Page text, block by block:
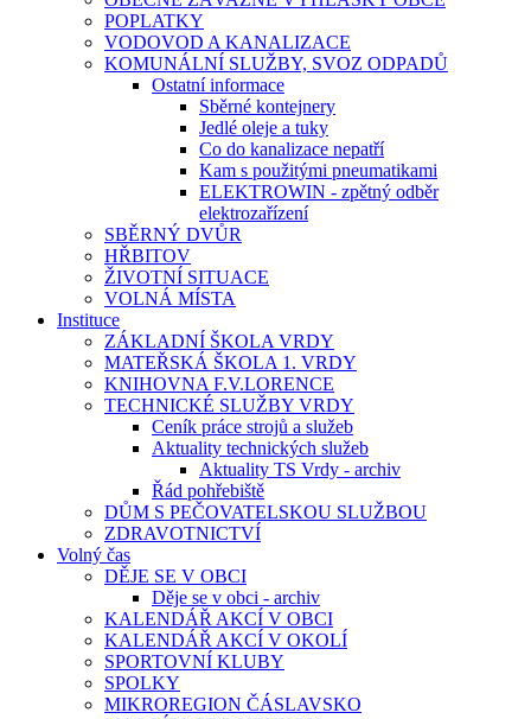
POPLATKY
VODOVOD A KANALIZACE
KOMUNÁLNÍ SLUŽBY, SVOZ ODPADŮ
Ostatní informace
Sběrné kontejnery
Jedlé oleje a tuky
Co do kanalizace nepatří
Kam s použitými pneumatikami
ELEKTROWIN - zpětný odběr
elektrozařízení
SBĚRNÝ DVŮR
HŘBITOV
ŽIVOTNÍ SITUACE
VOLNÁ MÍSTA
Instituce
ZÁKLADNÍ ŠKOLA VRDY
MATEŘSKÁ ŠKOLA 1. VRDY
KNIHOVNA F.V.LORENCE
TECHNICKÉ SLUŽBY VRDY
Ceník práce strojů a služeb
Aktuality technických služeb
Aktuality TS Vrdy - archiv
Řád pohřebiště
DŮM S PEČOVATELSKOU SLUŽBOU
ZDRAVOTNICTVÍ
Volný čas
DĚJE SE V OBCI
Děje se v obci - archiv
KALENDÁŘ AKCÍ V OBCI
KALENDÁŘ AKCÍ V OKOLÍ
SPORTOVNÍ KLUBY
SPOLKY
MIKROREGION ČÁSLAVSKO